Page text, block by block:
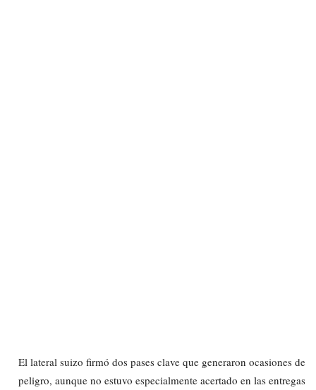
El lateral suizo firmó dos pases clave que generaron ocasiones de
peligro, aunque no estuvo especialmente acertado en las entregas